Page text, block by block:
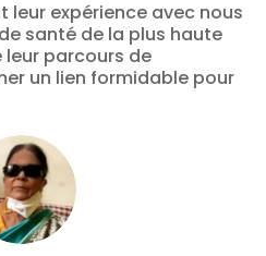
expérience avec nous
santé de la plus haute
parcours de
un lien formidable pour